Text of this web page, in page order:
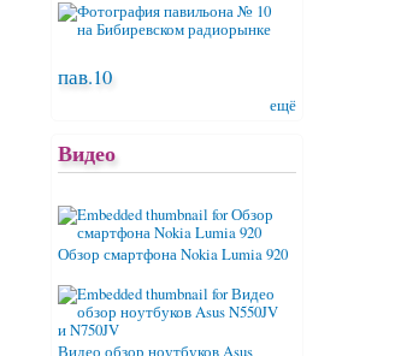
пав.10
ещё
Видео
Обзор смартфона Nokia Lumia 920
Видео обзор ноутбуков Asus